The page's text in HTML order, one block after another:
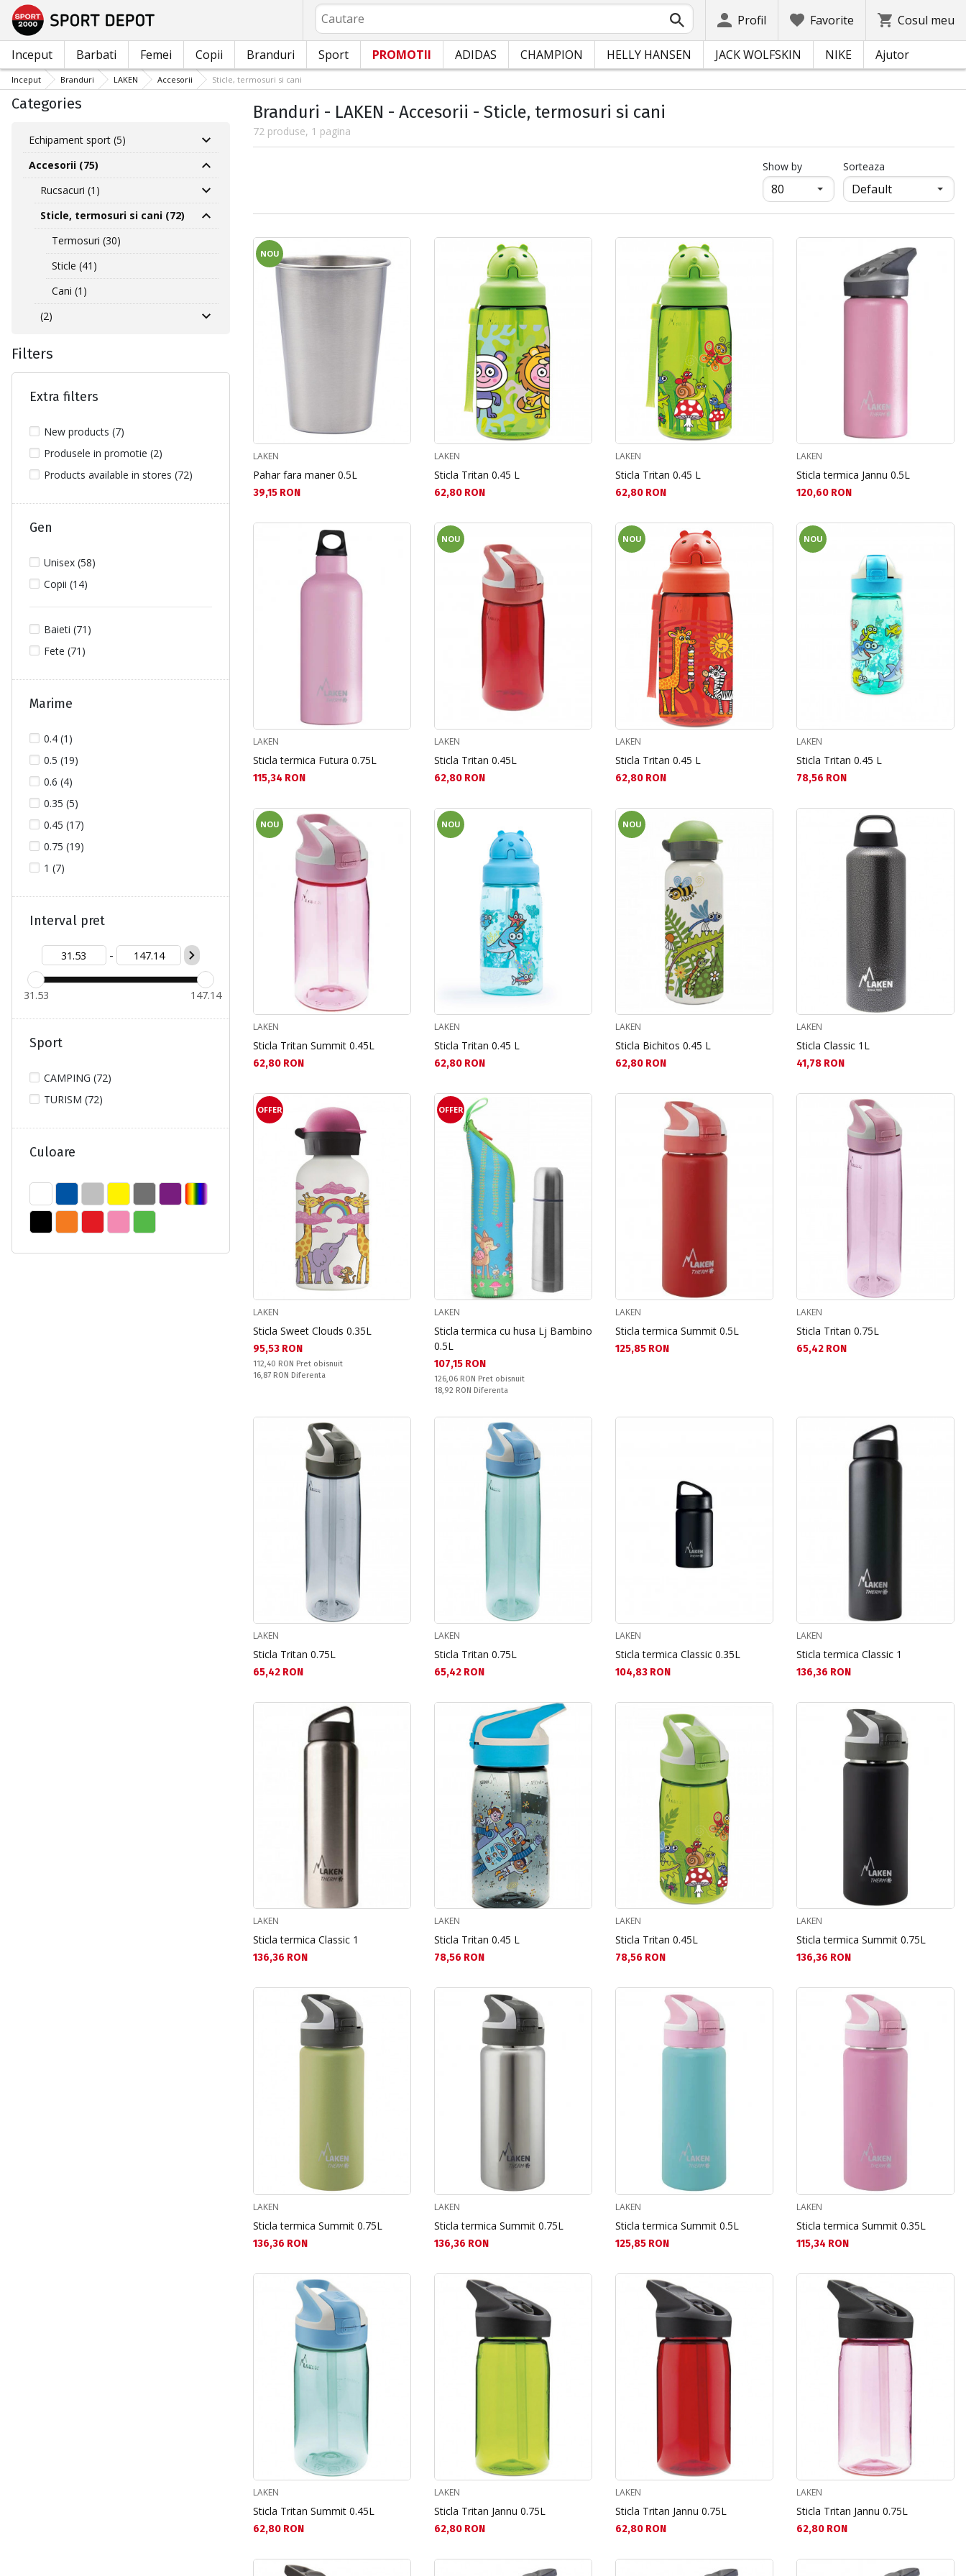
Cautare
Profil Favorite Cosul meu
Inceput Barbati Femei Copii Branduri Sport PROMOTII ADIDAS CHAMPION HELLY HANSEN JACK WOLFSKIN NIKE Ajutor
Inceput Branduri LAKEN Accesorii Sticle, termosuri si cani
Categories
Echipament sport (5)
Accesorii (75)
Rucsacuri (1)
Sticle, termosuri si cani (72)
Termosuri (30)
Sticle (41)
Cani (1)
(2)
Filters
Extra filters
New products (7)
Produsele in promotie (2)
Products available in stores (72)
Gen
Unisex (58)
Copii (14)
Baieti (71)
Fete (71)
Marime
0.4 (1)
0.5 (19)
0.6 (4)
0.35 (5)
0.45 (17)
0.75 (19)
1 (7)
Interval pret
-
31.53 147.14
Sport
CAMPING (72)
TURISM (72)
Culoare
Branduri - LAKEN - Accesorii - Sticle, termosuri si cani
72 produse, 1 pagina
Show byпродукти на страница
Sorteaza
NOU
LAKEN
Pahar fara maner 0.5L
Текуща цена:
39,15 RON
LAKEN
Sticla Tritan 0.45 L
Текуща цена:
62,80 RON
LAKEN
Sticla Tritan 0.45 L
Текуща цена:
62,80 RON
LAKEN
Sticla termica Jannu 0.5L
Текуща цена:
120,60 RON
LAKEN
Sticla termica Futura 0.75L
Текуща цена:
115,34 RON
NOU
LAKEN
Sticla Tritan 0.45L
Текуща цена:
62,80 RON
NOU
LAKEN
Sticla Tritan 0.45 L
Текуща цена:
62,80 RON
NOU
LAKEN
Sticla Tritan 0.45 L
Текуща цена:
78,56 RON
NOU
LAKEN
Sticla Tritan Summit 0.45L
Текуща цена:
62,80 RON
NOU
LAKEN
Sticla Tritan 0.45 L
Текуща цена:
62,80 RON
NOU
LAKEN
Sticla Bichitos 0.45 L
Текуща цена:
62,80 RON
LAKEN
Sticla Classic 1L
Текуща цена:
41,78 RON
OFFER
LAKEN
Sticla Sweet Clouds 0.35L
Текуща цена:
95,53 RON
Pret obisnuit:
112,40 RON Pret obisnuit
Спестявате:
16,87 RON Diferenta
OFFER
LAKEN
Sticla termica cu husa Lj Bambino
0.5L
Текуща цена:
107,15 RON
Pret obisnuit:
126,06 RON Pret obisnuit
Спестявате:
18,92 RON Diferenta
LAKEN
Sticla termica Summit 0.5L
Текуща цена:
125,85 RON
LAKEN
Sticla Tritan 0.75L
Текуща цена:
65,42 RON
LAKEN
Sticla Tritan 0.75L
Текуща цена:
65,42 RON
LAKEN
Sticla Tritan 0.75L
Текуща цена:
65,42 RON
LAKEN
Sticla termica Classic 0.35L
Текуща цена:
104,83 RON
LAKEN
Sticla termica Classic 1
Текуща цена:
136,36 RON
LAKEN
Sticla termica Classic 1
Текуща цена:
136,36 RON
LAKEN
Sticla Tritan 0.45 L
Текуща цена:
78,56 RON
LAKEN
Sticla Tritan 0.45L
Текуща цена:
78,56 RON
LAKEN
Sticla termica Summit 0.75L
Текуща цена:
136,36 RON
LAKEN
Sticla termica Summit 0.75L
Текуща цена:
136,36 RON
LAKEN
Sticla termica Summit 0.75L
Текуща цена:
136,36 RON
LAKEN
Sticla termica Summit 0.5L
Текуща цена:
125,85 RON
LAKEN
Sticla termica Summit 0.35L
Текуща цена:
115,34 RON
LAKEN
Sticla Tritan Summit 0.45L
Текуща цена:
62,80 RON
LAKEN
Sticla Tritan Jannu 0.75L
Текуща цена:
62,80 RON
LAKEN
Sticla Tritan Jannu 0.75L
Текуща цена:
62,80 RON
LAKEN
Sticla Tritan Jannu 0.75L
Текуща цена:
62,80 RON